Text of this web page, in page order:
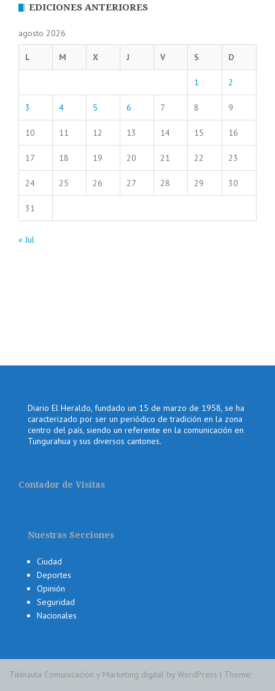
EDICIONES ANTERIORES
agosto 2026
L M X J V S D
1 2
3 4 5 6 7 8 9
10 11 12 13 14 15 16
17 18 19 20 21 22 23
24 25 26 27 28 29 30
31
« Jul
Diario El Heraldo, fundado un 15 de marzo de 1958, se ha
caracterizado por ser un periódico de tradición en la zona
centro del país, siendo un referente en la comunicación en
Tungurahua y sus diversos cantones.
Contador de Visitas
Nuestras Secciones
Ciudad
Deportes
Opinión
Seguridad
Nacionales
Tikinauta Comunicación y Marketing digital by WordPress | Theme: